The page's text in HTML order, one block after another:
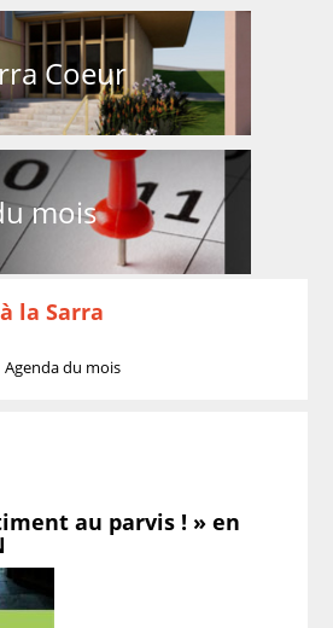
Coeur
mois
la Sarra
Agenda du mois
au parvis ! » en